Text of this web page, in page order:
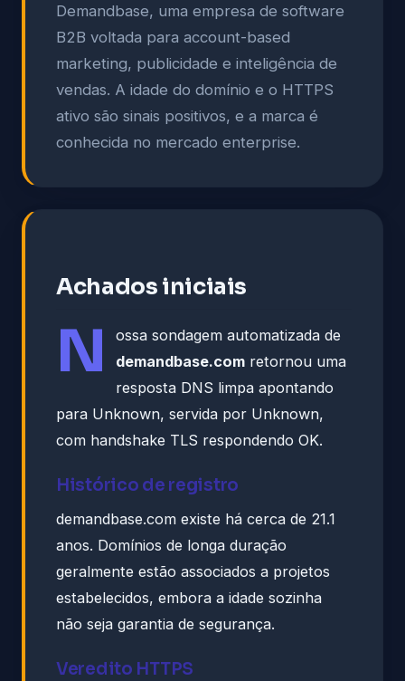
Demandbase, uma empresa de software
B2B voltada para account-based
marketing, publicidade e inteligência de
vendas. A idade do domínio e o HTTPS
ativo são sinais positivos, e a marca é
conhecida no mercado enterprise.
Achados iniciais
N
ossa sondagem automatizada de
demandbase.com retornou uma
resposta DNS limpa apontando
para Unknown, servida por Unknown,
com handshake TLS respondendo OK.
Histórico de registro
demandbase.com existe há cerca de 21.1
anos. Domínios de longa duração
geralmente estão associados a projetos
estabelecidos, embora a idade sozinha
não seja garantia de segurança.
Veredito HTTPS